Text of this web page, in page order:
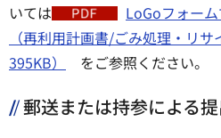
いては
LoGoフォー
（再利用計画書/ごみ処理・リ
395KB）
をご参照ください。
郵送または持参による